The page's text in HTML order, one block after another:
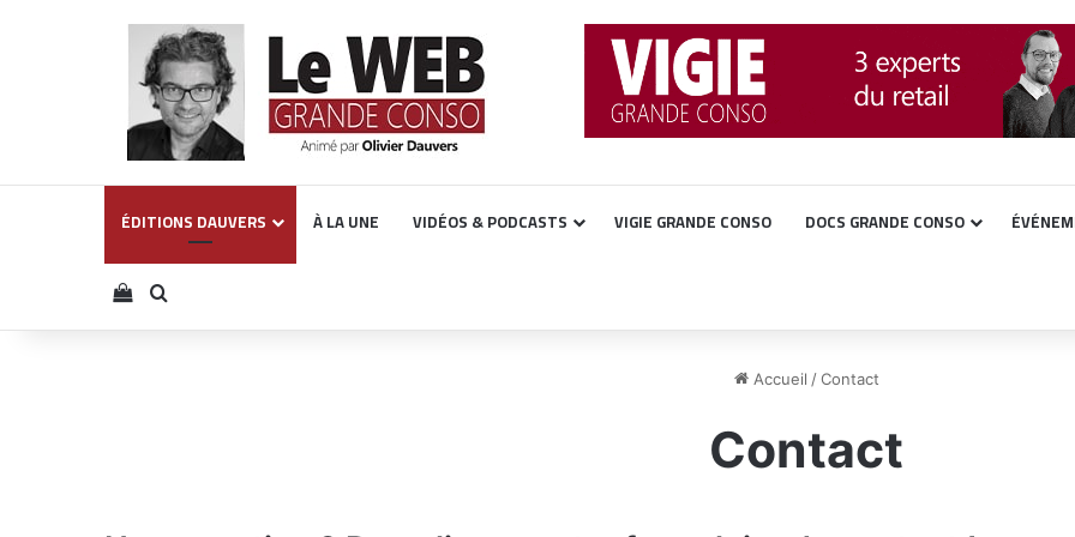
ÉDITIONS DAUVERS À LA UNE VIDÉOS & PODCASTS VIGIE GRANDE CONSO DOCS GRANDE CONSO
Voir votre panier
Rechercher
Accueil / Contact
Contact